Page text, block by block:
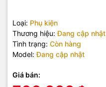
Loại: Phụ kiện
Thương hiệu: Đang cập nhật
Tình trạng: Còn hàng
Model: Đang cập nhật
Giá bán: